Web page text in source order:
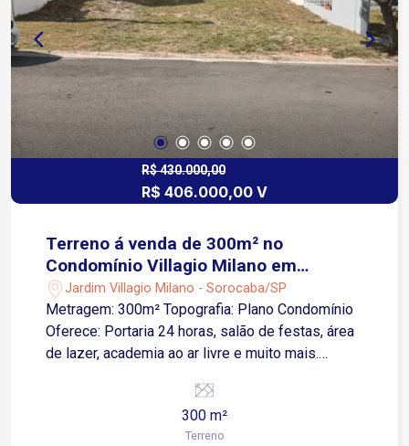
R$ 430.000,00
R$ 406.000,00 V
Terreno á venda de 300m² no
Condomínio Villagio Milano em
Sorocaba-SP
Jardim Villagio Milano - Sorocaba/SP
Metragem: 300m² Topografia: Plano Condomínio
Oferece: Portaria 24 horas, salão de festas, área
de lazer, academia ao ar livre e muito mais.
próximo á supermercados, academias, farmácias
, restaurantes e serviços em geral.
300 m²
Terreno